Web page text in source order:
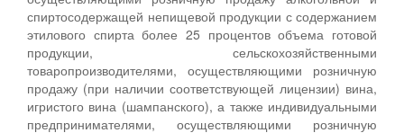
спиртосодержащей непищевой продукции с содержанием
этилового спирта более 25 процентов объема готовой
продукции, сельскохозяйственными
товаропроизводителями, осуществляющими розничную
продажу (при наличии соответствующей лицензии) вина,
игристого вина (шампанского), а также индивидуальными
предпринимателями, осуществляющими розничную